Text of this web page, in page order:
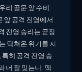
리 골문 앞 수비
앞 공격 진영에서
진영 승리는 곧장
닥쳐온 위기를 지
히 공격 진영 승
더 잘 맞는다. 맥